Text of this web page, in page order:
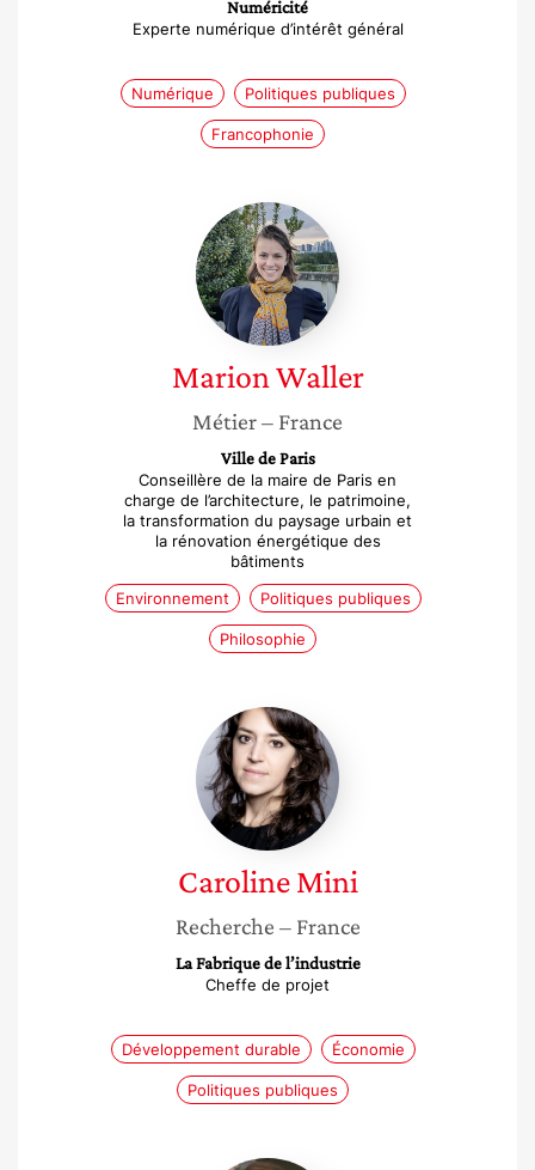
Numéricité
Experte numérique d’intérêt général
Numérique Politiques publiques
Francophonie
Marion
Waller
MarionWaller
Métier– France
Ville de Paris
Conseillère de la maire de Paris en
charge de l’architecture, le patrimoine,
la transformation du paysage urbain et
la rénovation énergétique des
bâtiments
Environnement
Politiques publiques
Philosophie
Caroline
Mini
Caroline Mini
Recherche – France
La Fabrique de l’industrie
Cheffe de projet
Développement durable Économie
Politiques publiques